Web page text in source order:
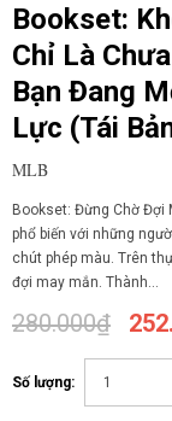
Bookset:
Chỉ Là
Bạn Đang
Lực (Tái
MLB
Bookset: Đừng Chờ Đợi
phổ biến với những
chút phép màu. Trên
đợi may mắn. Thành...
280.000₫
Số lượng: